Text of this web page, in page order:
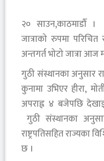
२० साउन,काठमाडौँ
जात्राको रुपमा परिचित
अन्तगर्त भोटो जात्रा आज
गुठी संस्थानका अनुसार
कुनामा उभिएर हीरा,
अपराह्न ४ बजेपछि
गुठी संस्थानका
राष्ट्रपतिसहित राज्यका
छ ।